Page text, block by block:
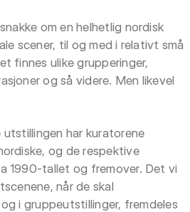
om en helhetlig nordisk
scener, til og med i relativt små
finnes ulike grupperinger,
og så videre. Men likevel
har kuratorene
og de respektive
1990-tallet og fremover. Det vi
når de skal
i gruppeutstillinger, fremdeles